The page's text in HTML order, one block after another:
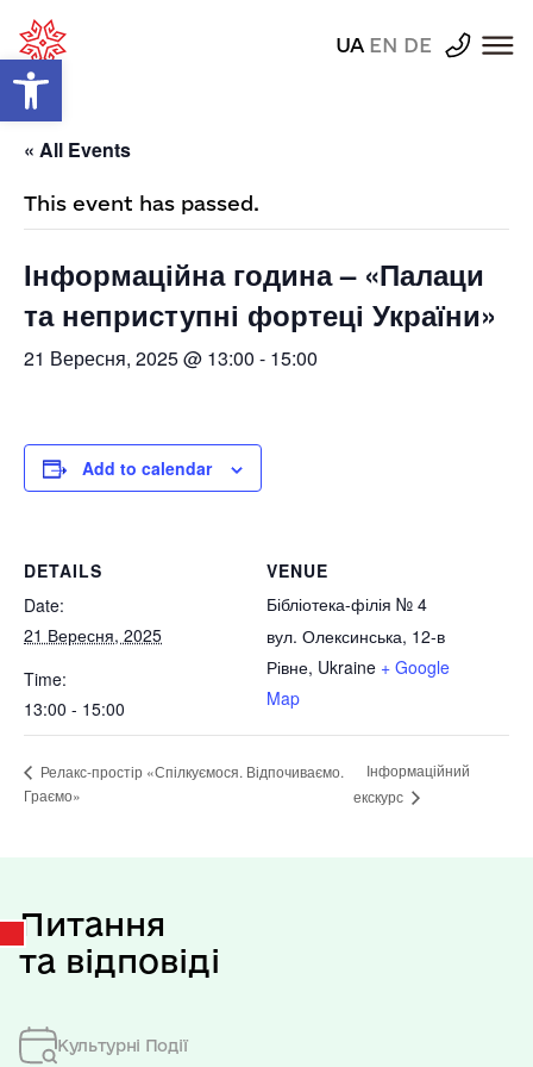
Відкрити Панель інструментів
UA EN DE
« All Events
This event has passed.
Інформаційна година – «Палаци
та неприступні фортеці України»
21 Вересня, 2025 @ 13:00 - 15:00
Add to calendar
DETAILS
Date:
21 Вересня, 2025
Time:
13:00 - 15:00
VENUE
Бібліотека-філія № 4
вул. Олексинська, 12-в
Рівне, Ukraine + Google
Map
Релакс-простір «Спілкуємося. Відпочиваємо.
Граємо»
Інформаційний
екскурс
Питання
та відповіді
Культурні Події